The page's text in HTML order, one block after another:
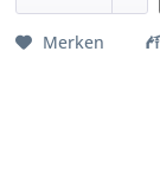
Merken